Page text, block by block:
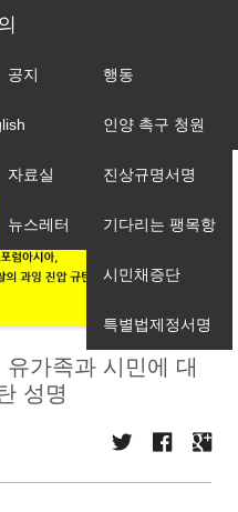
가족과 시민에 대
성명
공지
입장
자료실
뉴스레터
행동
인양 촉구 청원
진상규명서명
기다리는 팽목항
시민채증단
특별법제정서명